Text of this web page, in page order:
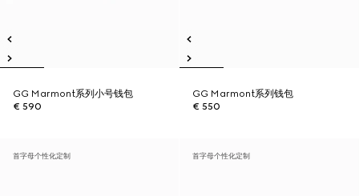
GG Marmont系列小号钱包
€ 590
GG Marmont系列钱包
€ 550
首字母个性化定制 首字母个性化定制